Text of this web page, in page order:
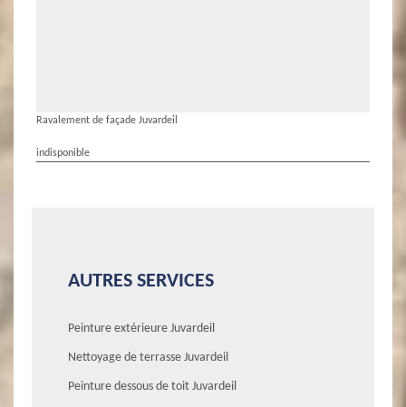
Ravalement de façade Juvardeil
indisponible
AUTRES SERVICES
Peinture extérieure Juvardeil
Nettoyage de terrasse Juvardeil
Peinture dessous de toit Juvardeil